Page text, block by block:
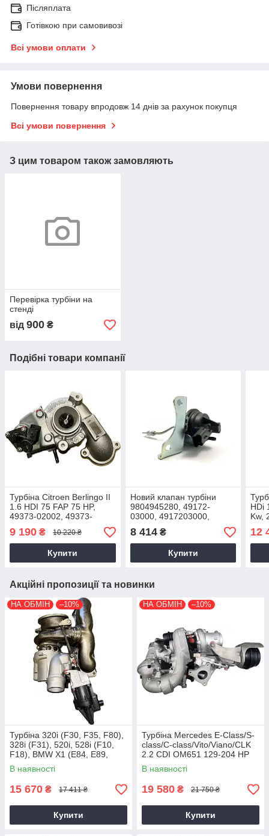
Післяплата
Готівкою при самовивозі
Всі умови оплати
Умови повернення
Повернення товару впродовж 14 днів за рахунок покупця
Всі умови повернення
З цим товаром також замовляють
Перевірка турбіни на
стенді
від 900 ₴
Подібні товари компанії
Турбіна Citroen Berlingo II
1.6 HDI 75 FAP 75 HP,
49373-02002, 49373-
0375R0, 0375Q9, 2008+
9 190 ₴ 10 220 ₴
Купити
Новий клапан турбіни
9804945280, 49172-
03000, 4917203000,
Peugeot 1.6 HDi
8 414₴
Купити
HDi
Kw,
12
Акційні пропозиції та новинки
НА ОБМІН –10%
Турбіна 320i (F30, F35, F80),
328i (F31), 520i, 528i (F10,
F18), BMW X1 (E84, E89,
F25) N20B20, 2011+, 2.0 L
В наявності
15 670 ₴ 17 411 ₴
Купити
НА ОБМІН –10%
Турбіна Mercedes E-Class/S-
class/C-class/Vito/Viano/CLK
2.2 CDI OM651 129-204 HP
В наявності
19 580 ₴ 21 750 ₴
Купити